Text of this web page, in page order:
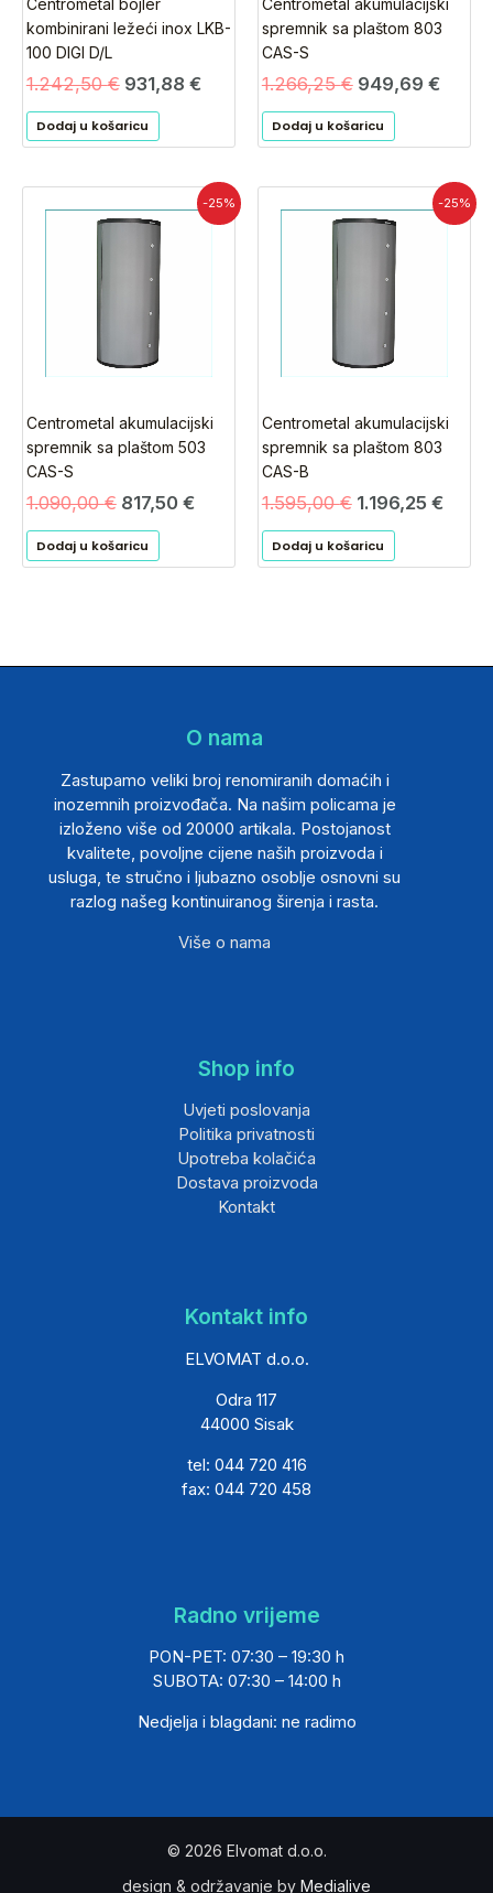
kombinirani ležeći inox LKB-
100 DIGI D/L
1.242,50€ 931,88 €
Dodaj u košaricu
spremnik sa plaštom 803
CAS-S
1.266,25€ 949,69 €
Dodaj u košaricu
-25%
Centrometal akumulacijski
spremnik sa plaštom 503
CAS-S
1.090,00€
cijena
bila
817,50 €
Trenutna
cijena
Dodaj u košaricu
-25%
Centrometal akumulacijski
spremnik sa plaštom 803
CAS-B
1.595,00€
cijena
bila
1.196,25 €
Dodaj u košaricu
O nama
Zastupamo veliki broj renomiranih domaćih i
inozemnih proizvođača. Na našim policama je
izloženo više od 20000 artikala. Postojanost
kvalitete, povoljne cijene naših proizvoda i
usluga, te stručno i ljubazno osoblje osnovni su
razlog našeg kontinuiranog širenja i rasta.
Više o nama
Shop info
Uvjeti poslovanja
Politika privatnosti
Upotreba kolačića
Dostava proizvoda
Kontakt
Kontakt info
ELVOMAT d.o.o.
Odra 117
44000 Sisak
tel: 044 720 416
fax: 044 720 458
Radno vrijeme
PON-PET: 07:30 – 19:30 h
SUBOTA: 07:30 – 14:00 h
Nedjelja i blagdani: ne radimo
© 2026 Elvomat d.o.o.
design & održavanje by Medialive